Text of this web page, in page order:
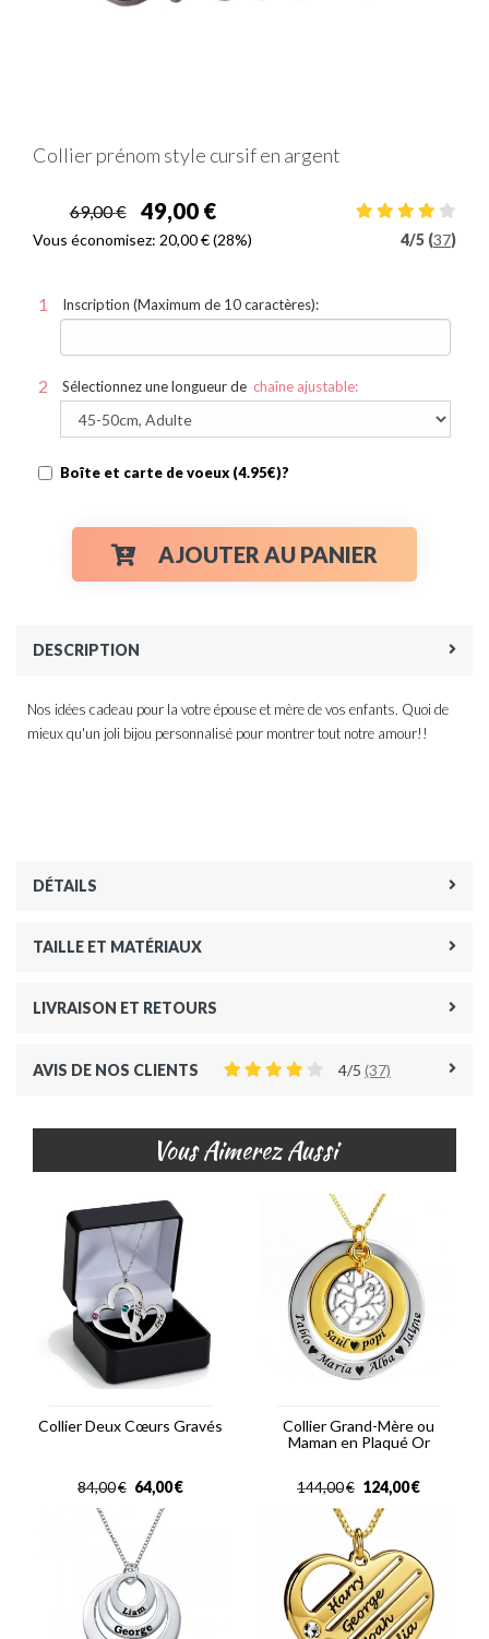
Collier prénom style cursif en argent
69,00 € 49,00 €
Vous économisez: 20,00 €(28%) 4/5 (37)
Inscription (Maximum de 10 caractères):
Sélectionnez une longueur de chaîne ajustable:
Boîte et carte de voeux (4.95€)?
AJOUTER AU PANIER
DESCRIPTION
Nos idées cadeau pour la votre épouse et mère de vos enfants. Quoi de
mieux qu'un joli bijou personnalisé pour montrer tout notre amour!!
DÉTAILS
TAILLE ET MATÉRIAUX
LIVRAISON ET RETOURS
AVIS DE NOS CLIENTS 4/5 (37)
Vous Aimerez Aussi
Collier Deux Cœurs Gravés
€
84,00 €
64,00
Collier Grand-Mère ou
Maman en Plaqué Or
€
144,00 €
124,00